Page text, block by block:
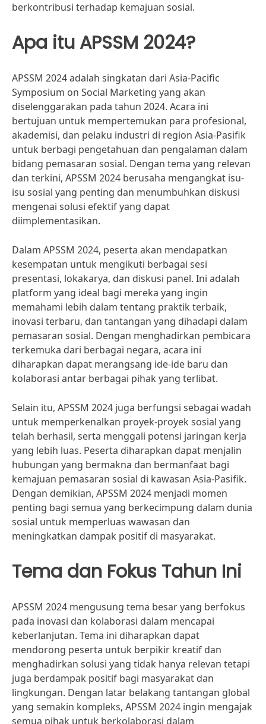
berkontribusi terhadap kemajuan sosial.
Apa itu APSSM 2024?
APSSM 2024 adalah singkatan dari Asia-Pacific
Symposium on Social Marketing yang akan
diselenggarakan pada tahun 2024. Acara ini
bertujuan untuk mempertemukan para profesional,
akademisi, dan pelaku industri di region Asia-Pasifik
untuk berbagi pengetahuan dan pengalaman dalam
bidang pemasaran sosial. Dengan tema yang relevan
dan terkini, APSSM 2024 berusaha mengangkat isu-
isu sosial yang penting dan menumbuhkan diskusi
mengenai solusi efektif yang dapat
diimplementasikan.
Dalam APSSM 2024, peserta akan mendapatkan
kesempatan untuk mengikuti berbagai sesi
presentasi, lokakarya, dan diskusi panel. Ini adalah
platform yang ideal bagi mereka yang ingin
memahami lebih dalam tentang praktik terbaik,
inovasi terbaru, dan tantangan yang dihadapi dalam
pemasaran sosial. Dengan menghadirkan pembicara
terkemuka dari berbagai negara, acara ini
diharapkan dapat merangsang ide-ide baru dan
kolaborasi antar berbagai pihak yang terlibat.
Selain itu, APSSM 2024 juga berfungsi sebagai wadah
untuk memperkenalkan proyek-proyek sosial yang
telah berhasil, serta menggali potensi jaringan kerja
yang lebih luas. Peserta diharapkan dapat menjalin
hubungan yang bermakna dan bermanfaat bagi
kemajuan pemasaran sosial di kawasan Asia-Pasifik.
Dengan demikian, APSSM 2024 menjadi momen
penting bagi semua yang berkecimpung dalam dunia
sosial untuk memperluas wawasan dan
meningkatkan dampak positif di masyarakat.
Tema dan Fokus Tahun Ini
APSSM 2024 mengusung tema besar yang berfokus
pada inovasi dan kolaborasi dalam mencapai
keberlanjutan. Tema ini diharapkan dapat
mendorong peserta untuk berpikir kreatif dan
menghadirkan solusi yang tidak hanya relevan tetapi
juga berdampak positif bagi masyarakat dan
lingkungan. Dengan latar belakang tantangan global
yang semakin kompleks, APSSM 2024 ingin mengajak
semua pihak untuk berkolaborasi dalam